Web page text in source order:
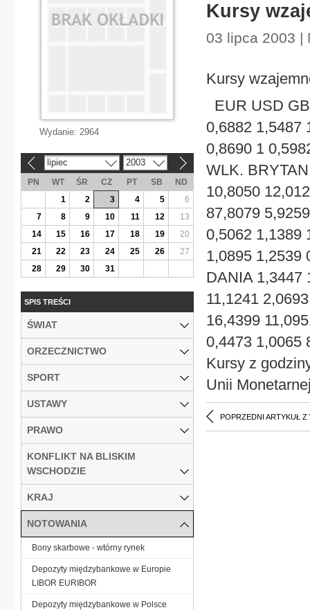
Kursy
03 lipca 2003 |
Kursy
EUR USD
0,6882 1,5487
0,8690 1
WLK.
10,8050
87,8079
0,5062 1,1389
1,0895 1,2539
DANIA 1,3447
11,1241
16,4399
0,4473 1,0065
Kursy z
Unii
POPRZEDNI ARTYKUŁ Z
Wydanie: 2964
lipiec 2003
PN WT ŚR CZ PT SB
ND
1
2 3 4 5
6
7
8 9 10 11 12
13
14
15 16 17 18 19
20
21
22 23 24 25 26
27
28
29 30 31
SPIS TREŚCI
ŚWIAT
ORZECZNICTWO
SPORT
USTAWY
PRAWO
KONFLIKT NA BLISKIM
WSCHODZIE
KRAJ
NOTOWANIA
Bony skarbowe - wtórny rynek
Depozyty międzybankowe w Europie
LIBOR EURIBOR
Depozyty międzybankowe w Polsce